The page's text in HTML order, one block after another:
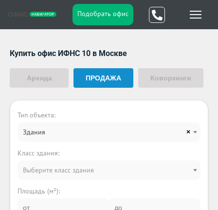
Подобрать офис
Купить офис ИФНС 10 в Москве
Аренда ПРОДАЖА Коворкинги
Тип объекта:
×
Здания
Класс здания:
Выберите класс здания
Площадь (м²):